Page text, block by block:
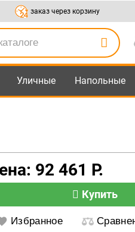
заказ через корзину
Уличные Напольные
92 461 Р.
Купить
Избранное